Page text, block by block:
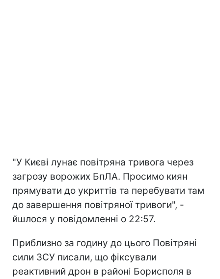
"У Києві лунає повітряна тривога через
загрозу ворожих БпЛА. Просимо киян
прямувати до укриттів та перебувати там
до завершення повітряної тривоги", -
йшлося у повідомленні о 22:57.
Приблизно за годину до цього Повітряні
сили ЗСУ писали, що фіксували
реактивний дрон в районі Борисполя в